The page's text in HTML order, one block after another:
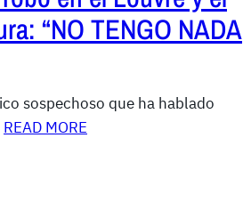
“NO TENGO NADA
sospechoso que ha hablado
READ MORE